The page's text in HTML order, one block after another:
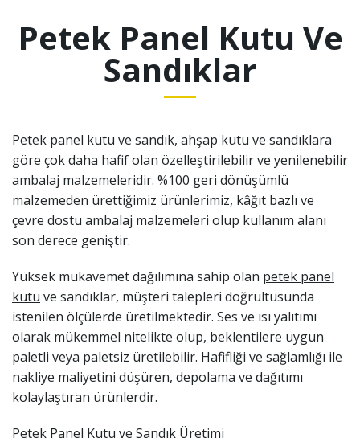
Petek Panel Kutu Ve
Sandıklar
Petek panel kutu ve sandık, ahşap kutu ve sandıklara
göre çok daha hafif olan özelleştirilebilir ve yenilenebilir
ambalaj malzemeleridir. %100 geri dönüşümlü
malzemeden ürettiğimiz ürünlerimiz, kâğıt bazlı ve
çevre dostu ambalaj malzemeleri olup kullanım alanı
son derece geniştir.
Yüksek mukavemet dağılımına sahip olan petek panel
kutu ve sandıklar, müşteri talepleri doğrultusunda
istenilen ölçülerde üretilmektedir. Ses ve ısı yalıtımı
olarak mükemmel nitelikte olup, beklentilere uygun
paletli veya paletsiz üretilebilir. Hafifliği ve sağlamlığı ile
nakliye maliyetini düşüren, depolama ve dağıtımı
kolaylaştıran ürünlerdir.
Petek Panel Kutu ve Sandık Üretimi